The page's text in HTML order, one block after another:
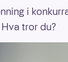
i
tror du?